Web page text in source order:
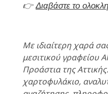
👉 Διαβάστε το
Με ιδιαίτερη χαρά
μεσιτικού γραφείου
Προάστια της
χαρτοφυλάκιο,